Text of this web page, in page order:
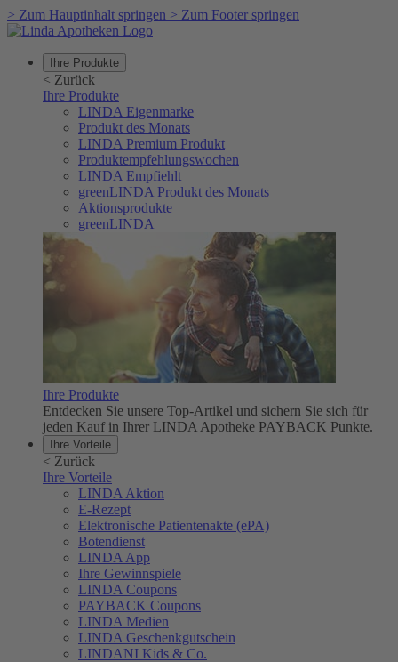
> Zum Hauptinhalt springen > Zum Footer springen
Ihre Produkte
< Zurück
Ihre Produkte
LINDA Eigenmarke
Produkt des Monats
LINDA Premium Produkt
Produktempfehlungswochen
LINDA Empfiehlt
greenLINDA Produkt des Monats
Aktionsprodukte
greenLINDA
Ihre Produkte
Entdecken Sie unsere Top-Artikel und sichern Sie sich für
jeden Kauf in Ihrer LINDA Apotheke PAYBACK Punkte.
Ihre Vorteile
< Zurück
Ihre Vorteile
LINDA Aktion
E-Rezept
Elektronische Patientenakte (ePA)
Botendienst
LINDA App
Ihre Gewinnspiele
LINDA Coupons
PAYBACK Coupons
LINDA Medien
LINDA Geschenkgutschein
LINDANI Kids & Co.